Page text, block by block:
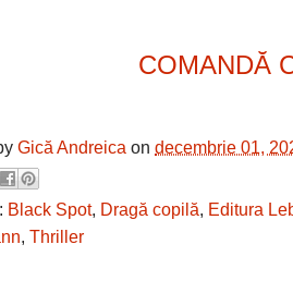
COMANDĂ
Gică Andreica on decembrie 01,
Black Spot, Dragă copilă, Editura
, Thriller